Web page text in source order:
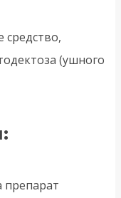
средство,
(ушного
препарат